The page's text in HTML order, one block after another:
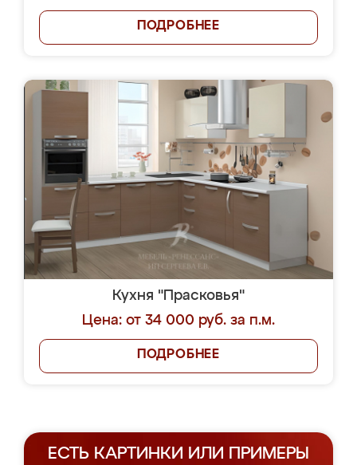
ПОДРОБНЕЕ
Кухня "Прасковья"
Цена: от 34 000 руб. за п.м.
ПОДРОБНЕЕ
ЕСТЬ КАРТИНКИ ИЛИ ПРИМЕРЫ